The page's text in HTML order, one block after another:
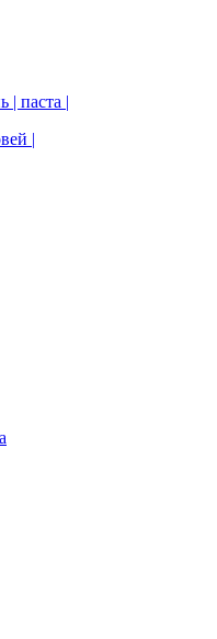
| паста |
|